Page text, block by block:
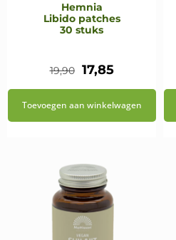
Hemnia
Libido patches
30 stuks
19,90 Oorspronkelijke
prijs
17,85Huidige
prijs
Toevoegen aan winkelwagen